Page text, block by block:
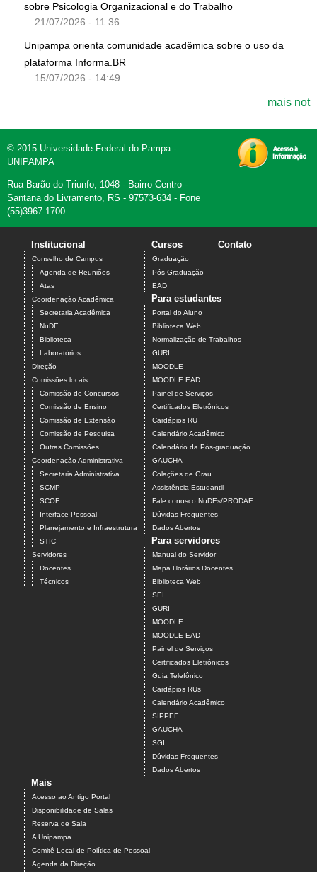
sobre Psicologia Organizacional e do Trabalho
21/07/2026 - 11:36
Unipampa orienta comunidade acadêmica sobre o uso da
plataforma Informa.BR
15/07/2026 - 14:49
mais not
© 2015 Universidade Federal do Pampa -
UNIPAMPA
Rua Barão do Triunfo, 1048 - Bairro Centro -
Santana do Livramento, RS - 97573-634 - Fone
(55)3967-1700
Institucional
Conselho de Campus
Agenda de Reuniões
Atas
Coordenação Acadêmica
Secretaria Acadêmica
NuDE
Biblioteca
Laboratórios
Direção
Comissões locais
Comissão de Concursos
Comissão de Ensino
Comissão de Extensão
Comissão de Pesquisa
Outras Comissões
Coordenação Administrativa
Secretaria Administrativa
SCMP
SCOF
Interface Pessoal
Planejamento e Infraestrutura
STIC
Servidores
Docentes
Técnicos
Cursos
Graduação
Pós-Graduação
EAD
Contato
Para estudantes
Portal do Aluno
Biblioteca Web
Normalização de Trabalhos
GURI
MOODLE
MOODLE EAD
Painel de Serviços
Certificados Eletrônicos
Cardápios RU
Calendário Acadêmico
Calendário da Pós-graduação
GAUCHA
Colações de Grau
Assistência Estudantil
Fale conosco NuDEs/PRODAE
Dúvidas Frequentes
Dados Abertos
Para servidores
Manual do Servidor
Mapa Horários Docentes
Biblioteca Web
SEI
GURI
MOODLE
MOODLE EAD
Painel de Serviços
Certificados Eletrônicos
Guia Telefônico
Cardápios RUs
Calendário Acadêmico
SIPPEE
GAUCHA
SGI
Dúvidas Frequentes
Dados Abertos
Mais
Acesso ao Antigo Portal
Disponibilidade de Salas
Reserva de Sala
A Unipampa
Comitê Local de Política de Pessoal
Agenda da Direção